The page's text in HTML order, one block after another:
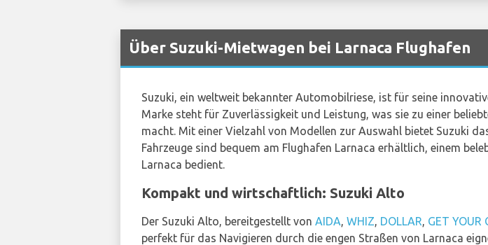
Über Suzuki-Mietwagen bei Larnaca Flughafen
Suzuki, ein weltweit bekannter Automobilriese, ist für seine
Marke steht für Zuverlässigkeit und Leistung, was sie zu einer
macht. Mit einer Vielzahl von Modellen zur Auswahl bietet Suzuki
Fahrzeuge sind bequem am Flughafen Larnaca erhältlich, einem
Larnaca bedient.
Kompakt und wirtschaftlich: Suzuki Alto
Der Suzuki Alto, bereitgestellt von AIDA, WHIZ, DOLLAR, GET YOUR
perfekt für das Navigieren durch die engen Straßen von Larnaca